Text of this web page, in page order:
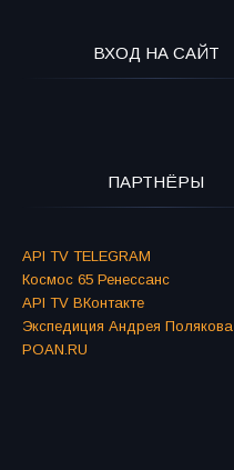
ВХОД НА САЙТ
ПАРТНЁРЫ
API TV TELEGRAM
Космос 65 Ренессанс
API TV ВКонтакте
Экспедиция Андрея Полякова
POAN.RU